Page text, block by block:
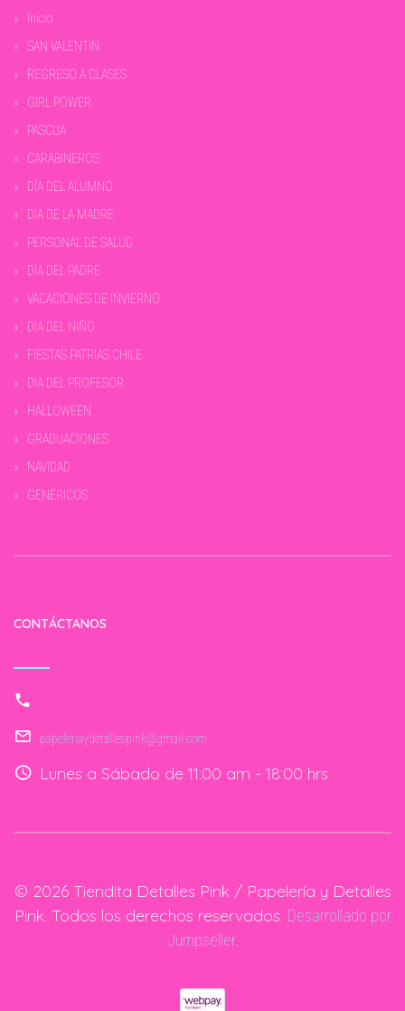
Inicio
SAN VALENTIN
REGRESO A CLASES
GIRL POWER
PASCUA
CARABINEROS
DÍA DEL ALUMNO
DIA DE LA MADRE
PERSONAL DE SALUD
DÍA DEL PADRE
VACACIONES DE INVIERNO
DIA DEL NIÑO
FIESTAS PATRIAS CHILE
DIA DEL PROFESOR
HALLOWEEN
GRADUACIONES
NAVIDAD
GENÉRICOS
CONTÁCTANOS
papeleriaydetallespink@gmail.com
Lunes a Sábado de 11:00 am - 18:00 hrs
© 2026 Tiendita Detalles Pink / Papelería y Detalles
Pink. Todos los derechos reservados. Desarrollado por
Jumpseller.